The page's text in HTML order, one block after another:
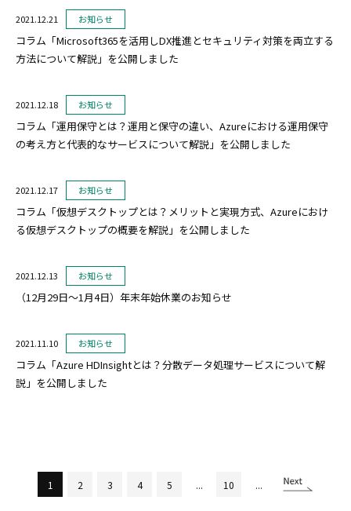
2021.12.21 お知らせ
コラム「Microsoft365を活用しDX推進とセキュリティ対策を両立する
方法について解説」を公開しました
2021.12.18 お知らせ
コラム「運用保守とは？運用と保守の違い、Azureにおける運用保守
の考え方と代表的なサービスについて解説」を公開しました
2021.12.17 お知らせ
コラム「仮想デスクトップとは？メリットと実現方式、Azureにおけ
る仮想デスクトップの概要を解説」を公開しました
2021.12.13 お知らせ
（12月29日～1月4日）年末年始休業のお知らせ
2021.11.10 お知らせ
コラム「Azure HDInsightとは？分散データ処理サービスについて解
説」を公開しました
1 2 3 4 5 ... 10 ...